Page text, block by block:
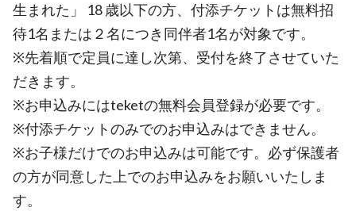
生まれた」 18 歳以下の方、付添チケットは無料招
待1名または２名につき同伴者1名が対象です。
※先着順で定員に達し次第、受付を終了させていた
だきます。
※お申込みにはteketの無料会員登録が必要です。
※付添チケットのみでのお申込みはできません。
※お子様だけでのお申込みは可能です。必ず保護者
の方が同意した上でのお申込みをお願いいたしま
す。